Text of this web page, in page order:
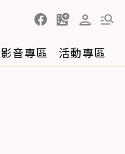
影音專區 活動專區